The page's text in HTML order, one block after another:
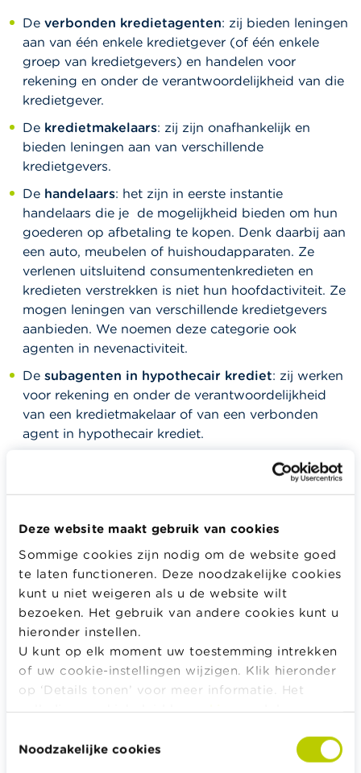
Deze website maakt gebruik van cookies
Sommige cookies zijn nodig om de website goed
te laten functioneren. Deze noodzakelijke cookies
kunt u niet weigeren als u de website wilt
bezoeken. Het gebruik van andere cookies kunt u
hieronder instellen.
U kunt op elk moment uw toestemming intrekken
of uw cookie-instellingen wijzigen. Klik hieronder
op ‘Details tonen’ voor meer informatie. Het
volledige cookiebeleid kan uhier raadplegen.
Noodzakelijke cookies
De verbonden kredietagenten: zij bieden leningen
aan van één enkele kredietgever (of één enkele
groep van kredietgevers) en handelen voor
rekening en onder de verantwoordelijkheid van die
kredietgever.
De kredietmakelaars: zij zijn onafhankelijk en
bieden leningen aan van verschillende
kredietgevers.
De handelaars: het zijn in eerste instantie
handelaars die je de mogelijkheid bieden om hun
goederen op afbetaling te kopen. Denk daarbij aan
een auto, meubelen of huishoudapparaten. Ze
verlenen uitsluitend consumentenkredieten en
kredieten verstrekken is niet hun hoofdactiviteit. Ze
mogen leningen van verschillende kredietgevers
aanbieden. We noemen deze categorie ook
agenten in nevenactiviteit.
De subagenten in hypothecair krediet: zij werken
voor rekening en onder de verantwoordelijkheid
van een kredietmakelaar of van een verbonden
agent in hypothecair krediet.
Beleggingsondernemingen
Verzekeringsondernemingen
Instellingen voor elektronisch geld
Betaalinstellingen
Sociale kredietgevers
“Andere kredietgevers” (rechtspersonen die
of beroepsactiviteiten)